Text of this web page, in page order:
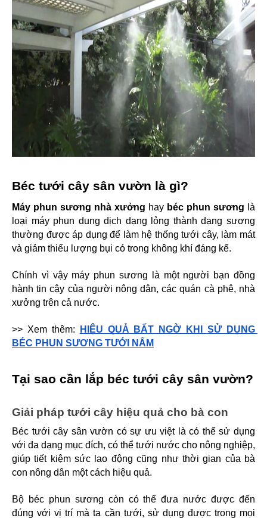
Béc tưới cây sân vườn là gì?
Máy phun sương nhà xưởng hay béc phun sương là
loại máy phun dung dịch dạng lỏng thành dạng sương
thường được áp dụng để làm hệ thống tưới cây, làm mát
và giảm thiểu lượng bụi có trong không khí đáng kể.
Chính vì vậy máy phun sương là một người bạn đồng
hành tin cậy của người nông dân, các quán cà phê, nhà
xưởng trên cả nước.
>> Xem thêm:
HIỆU QUẢ BẤT NGỜ KHI SỬ DỤNG
BÉC PHUN SƯƠNG TƯỚI NẤM
Tại sao cần lắp béc tưới cây sân vườn?
Giải pháp tưới cây hiệu quả cho bà con
Béc tưới cây sân vườn có sự ưu việt là có thể sử dụng
với đa dạng mục đích, có thể tưới nước cho nông nghiệp,
giúp tiết kiệm sức lao động cũng như thời gian của bà
con nông dân một cách hiệu quả.
Bộ béc phun sương còn có thể đưa nước được đến
đúng với vị trí mà ta cần tưới, sử dụng được trong mọi